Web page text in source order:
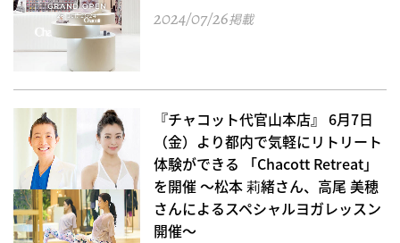
2024/07/26掲載
『チャコット代官山本店』 6月7日
（金）より都内で気軽にリトリート
体験ができる 「Chacott Retreat」
を開催 ～松本 莉緒さん、高尾 美穂
さんによるスペシャルヨガレッスン
開催～